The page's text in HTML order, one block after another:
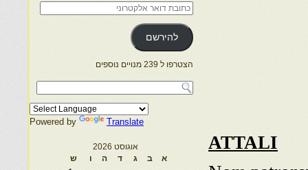
ATTALI
כתובת
דואר
אלקטרוני
להירשם
הצטרפו ל 239 מנויים נוספים
Powered by Translate
אוגוסט 2026
א
ב ג ד ה ו
ש